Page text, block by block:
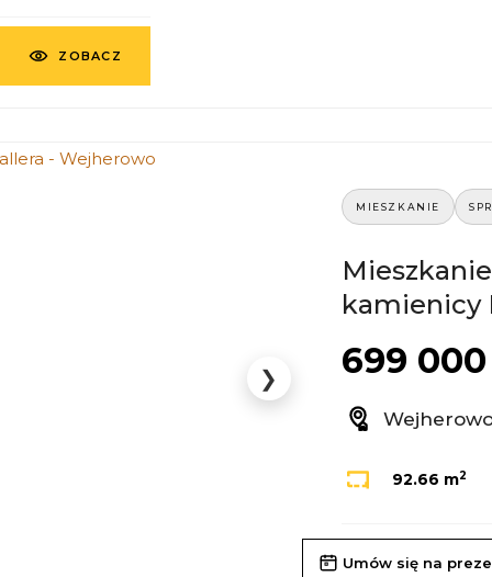
ZOBACZ
❯
MIESZKANIE
kamienicy
699 000
92.66 m2
Umów się na